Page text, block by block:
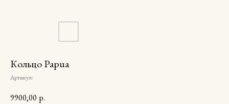
Кольцо Papua
Артикул:
9900,00 р.